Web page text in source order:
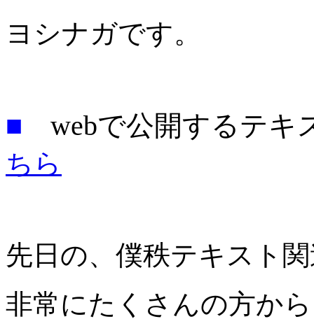
ヨシナガです。
■ webで公開するテ
ちら
先日の、僕秩テキスト
非常にたくさんの方か